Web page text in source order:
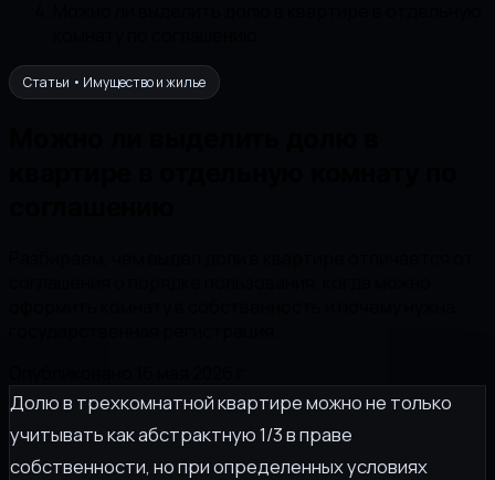
Статьи • Имущество и жилье
Долю в трехкомнатной квартире можно не только
учитывать как абстрактную 1/3 в праве
собственности, но при определенных условиях